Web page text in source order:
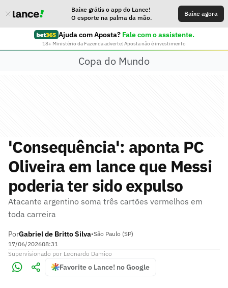
Baixe grátis o app do Lance!
O esporte na palma da mão.
Baixe agora
Ajuda com Aposta? Fale com o assistente.
18+ Ministério da Fazenda adverte: Aposta não é investimento
Copa do Mundo
'Consequência': aponta PC
Oliveira em lance que Messi
poderia ter sido expulso
Atacante argentino soma três cartões vermelhos em
toda carreira
PorGabriel de Britto Silva•São Paulo (SP)
17/06/202608:31
Supervisionado por Leonardo Damico
Favorite o Lance! no Google